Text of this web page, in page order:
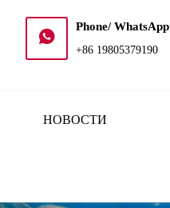

Phone/ WhatsApp
+86 19805379190
НОВОСТИ